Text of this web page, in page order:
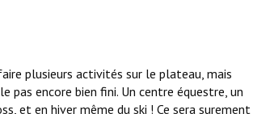
plusieurs activités sur le plateau, mais
pas encore bien fini. Un centre équestre, un
et en hiver même du ski ! Ce sera surement